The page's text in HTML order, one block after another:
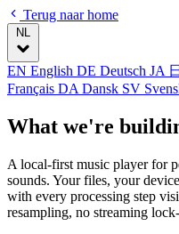
Terug naar home
NL
EN English DE Deutsch JA
Français DA Dansk SV
What we're
A local-first music player for
sounds. Your files, your
with every processing step
resampling, no streaming